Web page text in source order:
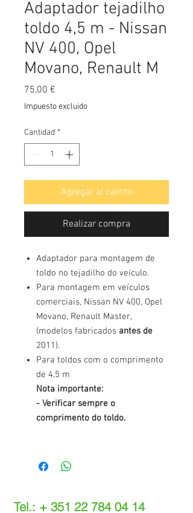
Adaptador tejadilho
toldo 4,5 m - Nissan
NV 400, Opel
Movano, Renault M
75,00 €
Impuesto excluido
Cantidad *
Agregar al carrito
Realizar compra
Adaptador para montagem de
toldo no tejadilho do veículo.
Para montagem em veículos
comerciais, Nissan NV 400, Opel
Movano, Renault Master,
(modelos fabricados antes de
2011).
Para toldos com o comprimento
de 4,5 m
Nota importante:
- Verificar sempre o
comprimento do toldo.
Tel.: + 351 22 784 04 14